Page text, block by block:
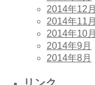
2014年12月
2014年11月
2014年10月
2014年9月
2014年8月